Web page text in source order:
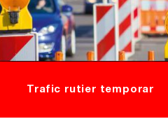
Trafic rutier temporar